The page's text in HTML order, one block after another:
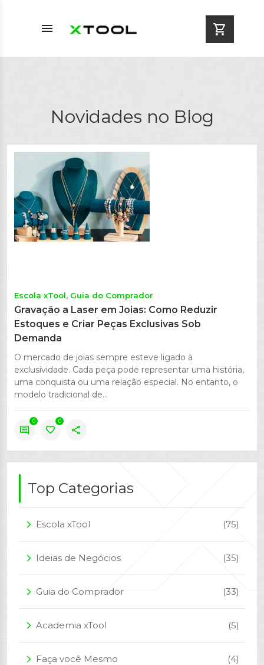
menu shopping_cart
Novidades no Blog
Escola xTool Guia do Comprador
Gravação a Laser em Joias: Como Reduzir
Estoques e Criar Peças Exclusivas Sob
Demanda
O mercado de joias sempre esteve ligado à
exclusividade. Cada peça pode representar uma história,
uma conquista ou uma relação especial. No entanto, o
modelo tradicional de...
comment
0
favorite
0
share
Top Categorias
arrow_forward_ios Escola xTool (75)
arrow_forward_ios Ideias de Negócios (35)
arrow_forward_ios Guia do Comprador (33)
arrow_forward_ios Academia xTool (5)
arrow_forward_ios Faça você Mesmo (4)